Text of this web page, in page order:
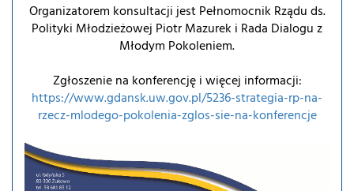
Organizatorem konsultacji jest Pełnomocnik Rządu ds.
Polityki Młodzieżowej Piotr Mazurek i Rada Dialogu z
Młodym Pokoleniem.
Zgłoszenie na konferencję i więcej informacji:
https://www.gdansk.uw.gov.pl/5236-strategia-rp-na-
rzecz-mlodego-pokolenia-zglos-sie-na-konferencje